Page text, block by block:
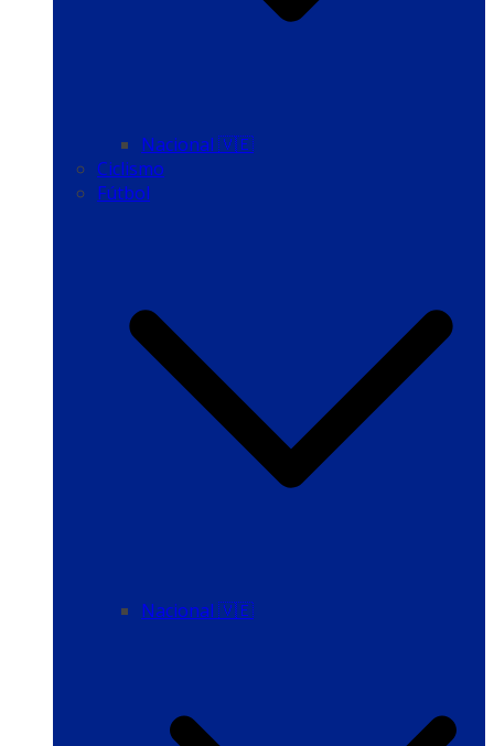
Nacional 🇻🇪
Ciclismo
Fútbol
Nacional 🇻🇪